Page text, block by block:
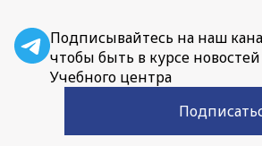
Подписывайтесь на наш
чтобы быть в курсе
Учебного центра